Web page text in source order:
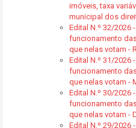
imóveis, taxa
municipal dos
Edital N.º 32/2026
funcionamento
que nelas votam -
Edital N.º 31/2026
funcionamento
que nelas votam -
Edital N.º 30/2026
funcionamento
que nelas votam -
Edital N.º 29/2026